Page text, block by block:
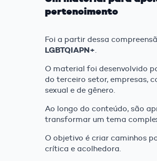
pertencimento
Foi a partir dessa
LGBTQIAPN+
O material foi desenvolvido
do terceiro setor, empresas,
sexual e de gênero.
Ao longo do conteúdo, são
transformar um tema
O objetivo é criar caminhos
crítica e acolhedora.